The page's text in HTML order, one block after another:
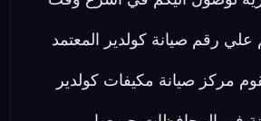
رقم صيانة كولدير المعتمد
مركز صيانة مكيفات كولدير